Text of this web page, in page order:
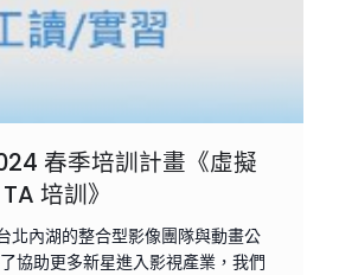
春季培訓計畫《虛擬
培訓》
北內湖的整合型影像團隊與動畫公
協助更多新星進入影視產業，我們